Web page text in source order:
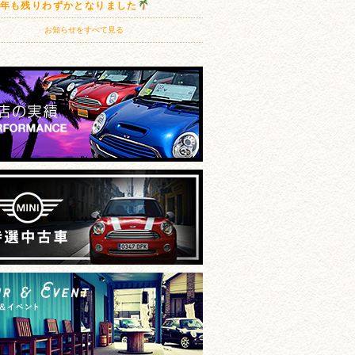
も残りわずかとなりました
お知らせをすべて見る